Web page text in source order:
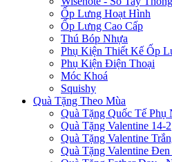
Ốp Lưng Hoạt Hình
Ốp Lưng Cao Cấp
Thú Bóp Nhựa
Phụ Kiện Thiết Kế Ốp
Phụ Kiện Điện Thoại
Móc Khoá
Squishy
Quà Tặng Theo Mùa
Quà Tặng Quốc Tế Phụ
Quà Tặng Valentine 14-2
Quà Tặng Valentine
Quà Tặng Valentine